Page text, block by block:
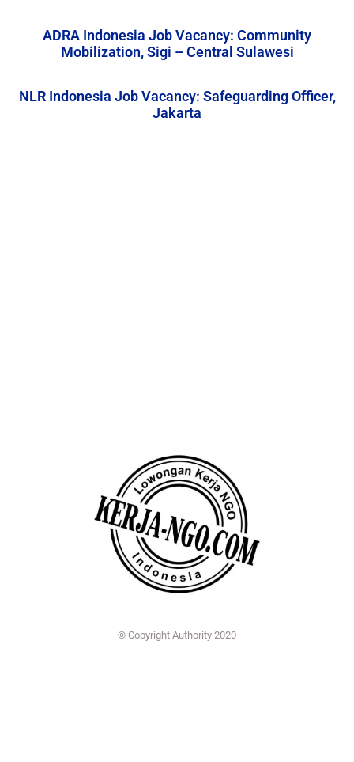
ADRA Indonesia Job Vacancy: Community
Mobilization, Sigi – Central Sulawesi
NLR Indonesia Job Vacancy: Safeguarding Officer,
Jakarta
© Copyright Authority 2020